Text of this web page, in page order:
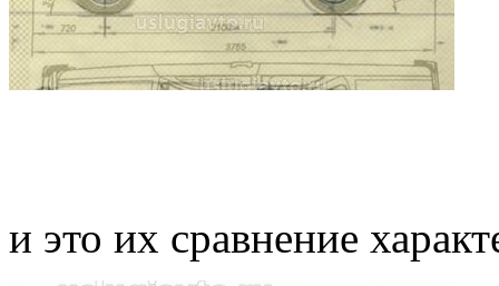
и это их сравнение